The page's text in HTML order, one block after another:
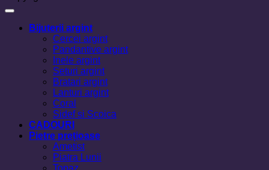
Bijuterii argint
Cercei argint
Pandantive argint
Inele argint
Seturi argint
Bratari argint
Lanturi argint
Coral
Sidef si Scoica
CADOURI
Pietre prețioase
Ametist
Piatra Lunii
Topaz